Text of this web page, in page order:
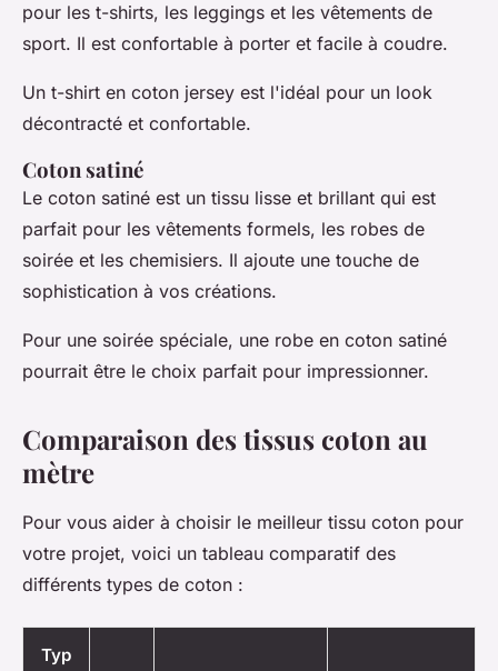
pour les t-shirts, les leggings et les vêtements de
sport. Il est confortable à porter et facile à coudre.
Un t-shirt en coton jersey est l'idéal pour un look
décontracté et confortable.
Coton satiné
Le coton satiné est un tissu lisse et brillant qui est
parfait pour les vêtements formels, les robes de
soirée et les chemisiers. Il ajoute une touche de
sophistication à vos créations.
Pour une soirée spéciale, une robe en coton satiné
pourrait être le choix parfait pour impressionner.
Comparaison des tissus coton au
mètre
Pour vous aider à choisir le meilleur tissu coton pour
votre projet, voici un tableau comparatif des
différents types de coton :
Typ